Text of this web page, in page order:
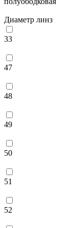
Диаметр линз
33
47
48
49
50
51
52